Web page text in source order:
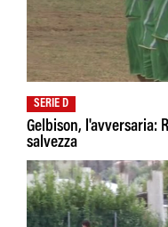
SERIE D
Gelbison, l'avversaria:
salvezza